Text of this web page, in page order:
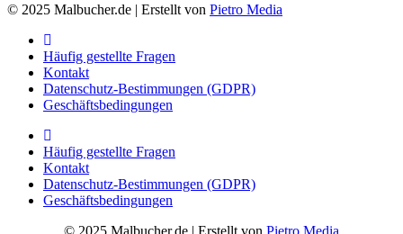
© 2025 Malbucher.de | Erstellt von Pietro Media
Häufig gestellte Fragen
Kontakt
Datenschutz-Bestimmungen (GDPR)
Geschäftsbedingungen
Häufig gestellte Fragen
Kontakt
Datenschutz-Bestimmungen (GDPR)
Geschäftsbedingungen
© 2025 Malbucher.de | Erstellt von Pietro Media